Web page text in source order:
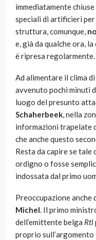
immediatamente
speciali di artificieri per
struttura, comunque,
e, già da qualche ora,
è ripresa regolarmente.
Ad alimentare il clima
avvenuto pochi minuti
luogo del presunto
Schaherbeek, nella
informazioni trapelate
che anche questo
Resta da capire se tale
ordigno o fosse
indossata dal primo
Preoccupazione anche
Michel. Il primo
dell’emittente belga Rtl
proprio